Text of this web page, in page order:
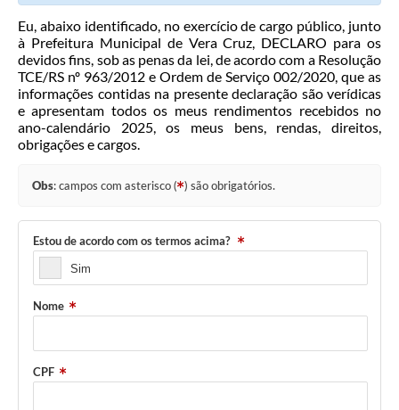
Eu, abaixo identificado, no exercício de cargo público, junto
à Prefeitura Municipal de Vera Cruz, DECLARO para os
devidos fins, sob as penas da lei, de acordo com a Resolução
TCE/RS nº 963/2012 e Ordem de Serviço 002/2020, que as
informações contidas na presente declaração são verídicas
e apresentam todos os meus rendimentos recebidos no
ano-calendário 2025, os meus bens, rendas, direitos,
obrigações e cargos.
Obs: campos com asterisco ( ) são obrigatórios.
Estou de acordo com os termos acima?
Sim
Nome
CPF